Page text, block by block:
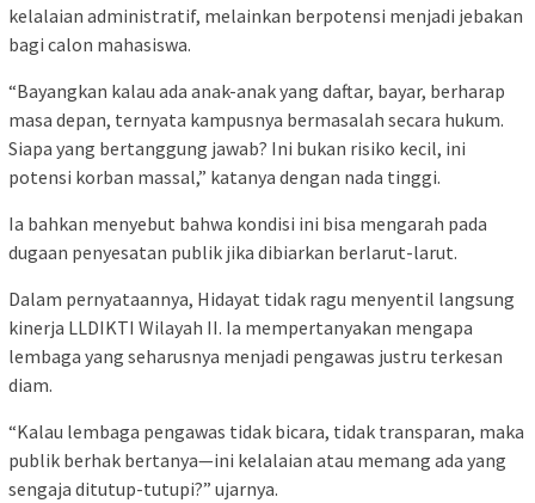
kelalaian administratif, melainkan berpotensi menjadi jebakan
bagi calon mahasiswa.
“Bayangkan kalau ada anak-anak yang daftar, bayar, berharap
masa depan, ternyata kampusnya bermasalah secara hukum.
Siapa yang bertanggung jawab? Ini bukan risiko kecil, ini
potensi korban massal,” katanya dengan nada tinggi.
Ia bahkan menyebut bahwa kondisi ini bisa mengarah pada
dugaan penyesatan publik jika dibiarkan berlarut-larut.
Dalam pernyataannya, Hidayat tidak ragu menyentil langsung
kinerja LLDIKTI Wilayah II. Ia mempertanyakan mengapa
lembaga yang seharusnya menjadi pengawas justru terkesan
diam.
“Kalau lembaga pengawas tidak bicara, tidak transparan, maka
publik berhak bertanya—ini kelalaian atau memang ada yang
sengaja ditutup-tutupi?” ujarnya.